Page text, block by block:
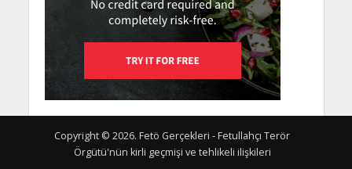
Copyright © 2026. Fetö Gerçekleri - Fetullahçı Terör
Örgütü'nün kirli geçmişi ve tehlikeli ilişkileri